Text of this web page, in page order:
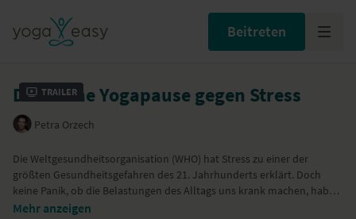
Beitreten
Trailer
Die kleine Yogapause gegen Stress
Petra Orzech
Die Weltgesundheitsorganisation (WHO) hat Stress zu einer der
größten Gesundheitsgefahren des 21. Jahrhunderts erklärt. Doch
keine Panik, ob die Belastungen des Alltags uns krank machen, haben
wir zu einem großen Teil selbst in der Hand. Darum nehme Dir mit
Mehr anzeigen